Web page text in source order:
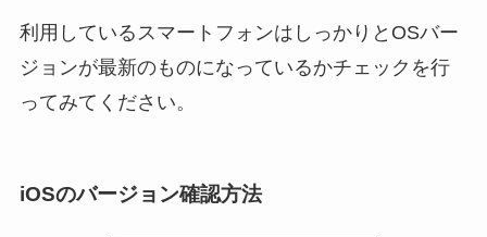
利用しているスマートフォンはしっかりとOSバー
ジョンが最新のものになっているかチェックを行
ってみてください。
iOSのバージョン確認方法